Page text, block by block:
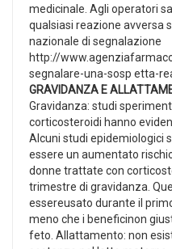
medicinale. Agli operatori
qualsiasi reazione avversa
nazionale di segnalazione
http://
segnalare-una-sosp etta-
GRAVIDANZA E
Gravidanza: studi
corticosteroidi hanno
Alcuni studi epidemiologici
essere un aumentato
donne trattate con
trimestre di gravidanza.
essereusato durante il
meno che i beneficinon
feto. Allattamento: non